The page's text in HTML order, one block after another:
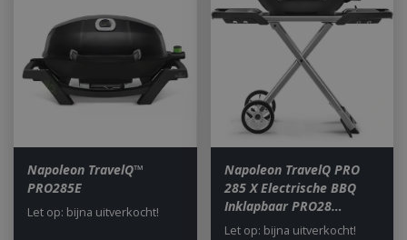
Napoleon TravelQ™
PRO285E
Let op: bijna uitverkocht!
Napoleon TravelQ PRO
285 X Electrische BBQ
Inklapbaar PRO28…
Let op: bijna uitverkocht!